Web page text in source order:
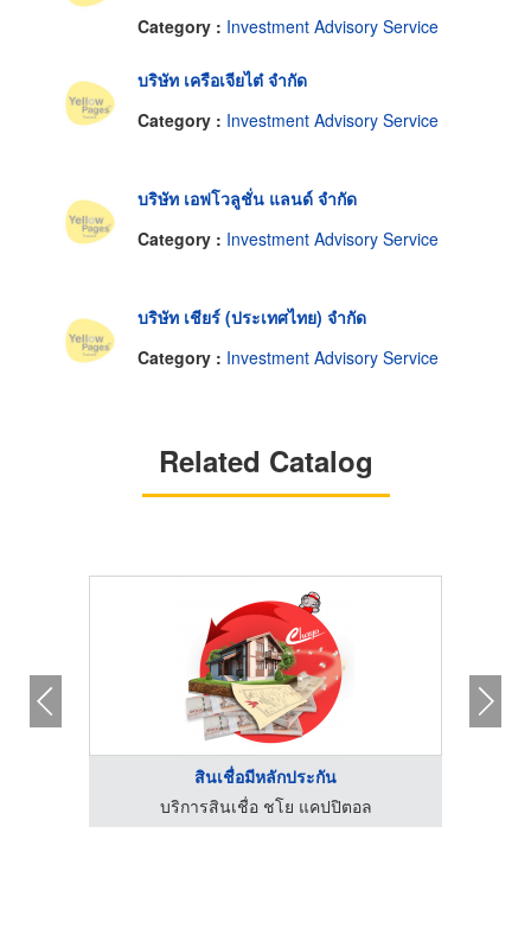
Category : Investment Advisory Service
บริษัท เครือเจียไต๋ จำกัด
Category : Investment Advisory Service
บริษัท เอฟโวลูชั่น แลนด์ จำกัด
Category : Investment Advisory Service
บริษัท เชียร์ (ประเทศไทย) จำกัด
Category : Investment Advisory Service
Related Catalog
สินเชื่อมีหลักประกัน
บริการสินเชื่อ ชโย แคปปิตอล